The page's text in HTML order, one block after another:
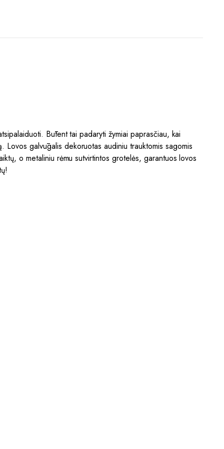
Būtent tai padaryti žymiai paprasčiau, kai
Lovos galvūgalis dekoruotas audiniu trauktomis sagomis
o metaliniu rėmu sutvirtintos grotelės, garantuos lovos